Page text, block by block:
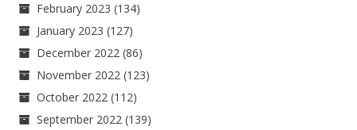
February 2023 (134)
January 2023 (127)
December 2022 (86)
November 2022 (123)
October 2022 (112)
September 2022 (139)